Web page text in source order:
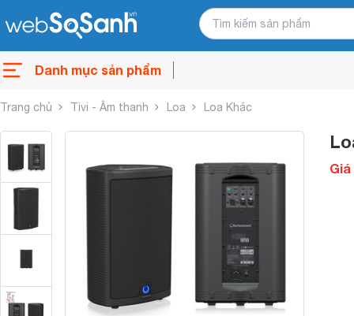
Danh mục sản phẩm
Trang chủ Tivi - Âm thanh Loa Loa Khác
Giá